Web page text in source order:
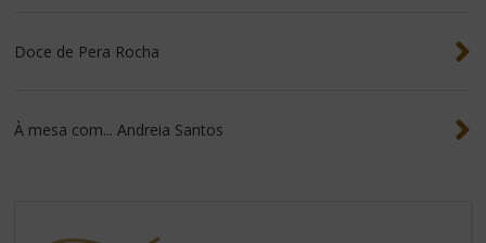
Doce de Pera Rocha
À mesa com... Andreia Santos